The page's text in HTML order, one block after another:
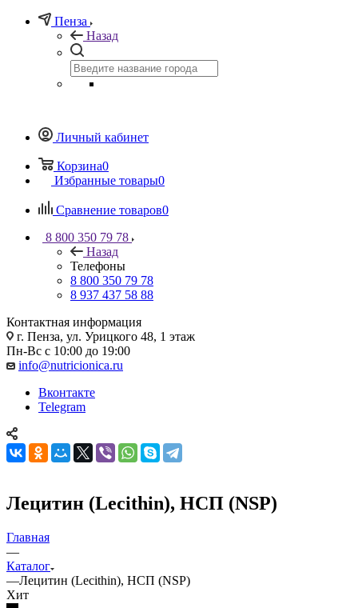
Пенза
Назад
Личный кабинет
Корзина0
Избранные товары0
Сравнение товаров0
8 800 350 79 78
Назад
Телефоны
8 800 350 79 78
8 937 437 58 88
Контактная информация
г. Пенза, ул. Урицкого 48, 1 этаж
Пн-Вс с 10:00 до 19:00
info@nutricionica.ru
Вконтакте
Telegram
Лецитин (Lecithin), НСП (NSP)
Главная
—
Каталог
—Лецитин (Lecithin), НСП (NSP)
Хит